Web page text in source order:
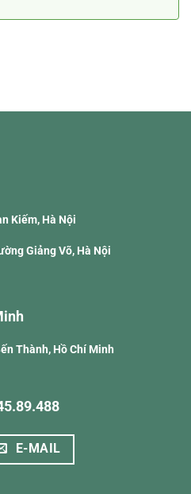
Kiếm, Hà Nội
Giảng Võ, Hà Nội
Thành, Hồ Chí Minh
E-MAIL